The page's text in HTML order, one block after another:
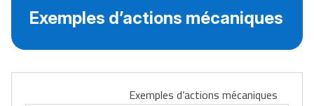
Exemples d’actions mécaniques
Exemples d’actions mécaniques